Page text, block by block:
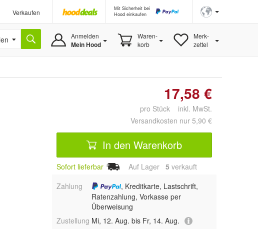
Verkaufen
Mit Sicherheit bei
Hood einkaufen
Anmelden
Mein Hood
Waren-
korb
Merk-
zettel
17,58 €
pro Stück inkl. MwSt.
Versandkosten nur 5,90 €
In den Warenkorb
Sofort lieferbar Auf Lager 5 verkauft
Zahlung
, Kreditkarte, Lastschrift,
Ratenzahlung, Vorkasse per
Überweisung
Zustellung Mi, 12. Aug. bis Fr, 14. Aug.